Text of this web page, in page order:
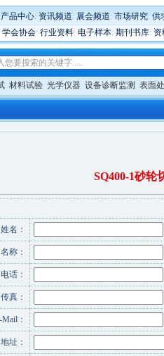
产品中心: 资讯频道: 展会频道: 市场研究: 供
学会协会: 行业资料: 电子样本: 期刊书库: 资
材料试验 光学仪器 设备诊断监测 表面
SQ400-1砂轮
姓名：
称：
电话：
传真：
Mail：
地址：